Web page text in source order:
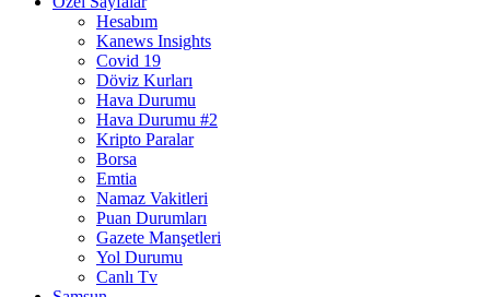
Hesabım
Kanews Insights
Covid 19
Döviz Kurları
Hava Durumu
Hava Durumu #2
Kripto Paralar
Borsa
Emtia
Namaz Vakitleri
Puan Durumları
Gazete Manşetleri
Yol Durumu
Canlı Tv